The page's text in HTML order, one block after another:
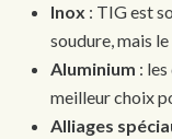
Inox : TIG est
soudure, mais
Aluminium :
meilleur choix
Alliages